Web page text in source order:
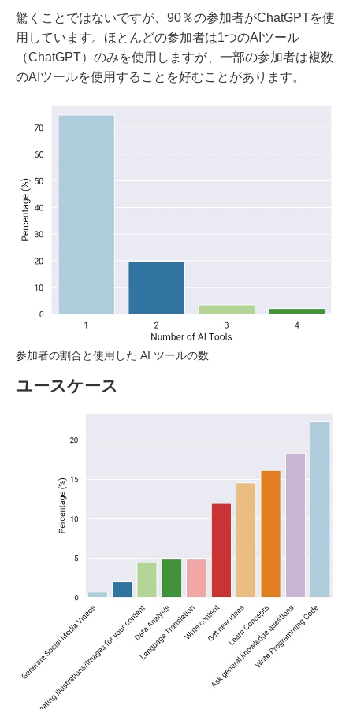
驚くことではないですが、90％の参加者がChatGPTを使
用しています。ほとんどの参加者は1つのAIツール
（ChatGPT）のみを使用しますが、一部の参加者は複数
のAIツールを使用することを好むことがあります。
参加者の割合と使用した AI ツールの数
ユースケース